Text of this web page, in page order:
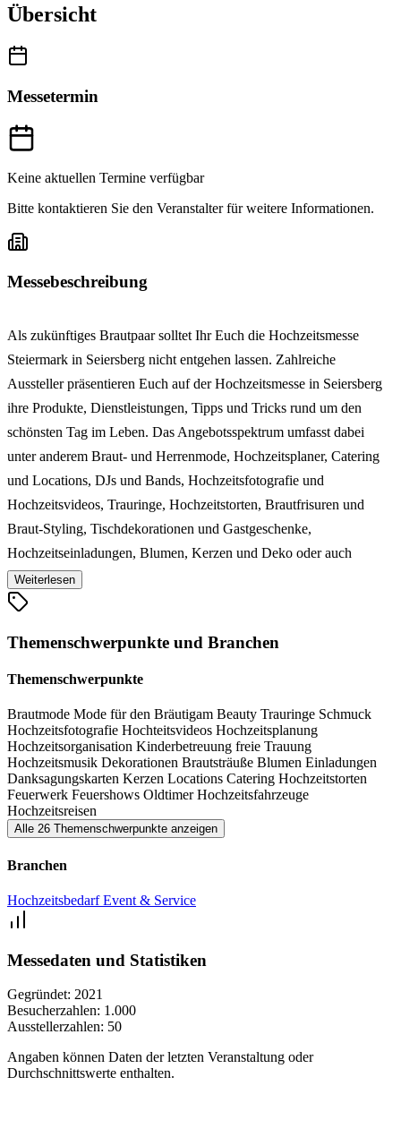
Übersicht
Messetermin
Keine aktuellen Termine verfügbar
Bitte kontaktieren Sie den Veranstalter für weitere Informationen.
Messebeschreibung
Als zukünftiges Brautpaar solltet Ihr Euch die Hochzeitsmesse
Steiermark in Seiersberg nicht entgehen lassen. Zahlreiche
Aussteller präsentieren Euch auf der Hochzeitsmesse in Seiersberg
ihre Produkte, Dienstleistungen, Tipps und Tricks rund um den
schönsten Tag im Leben. Das Angebotsspektrum umfasst dabei
unter anderem Braut- und Herrenmode, Hochzeitsplaner, Catering
und Locations, DJs und Bands, Hochzeitsfotografie und
Hochzeitsvideos, Trauringe, Hochzeitstorten, Brautfrisuren und
Braut-Styling, Tischdekorationen und Gastgeschenke,
Hochzeitseinladungen, Blumen, Kerzen und Deko oder auch
Hochzeitslimousinen, und vieles mehr. Ein abwechslungsreiches
Rahmenprogramm mit einer Feuershow, Zaubershow und
Steiermark in Seiersberg darüber hinaus zu einem unterhaltsamen
Erlebnis.
Weiterlesen
Themenschwerpunkte und Branchen
Themenschwerpunkte
Brautmode Mode für den Bräutigam Beauty Trauringe Schmuck
Hochzeitsfotografie Hochteitsvideos Hochzeitsplanung
Hochzeitsorganisation Kinderbetreuung freie Trauung
Hochzeitsmusik Dekorationen Brautsträuße Blumen Einladungen
Danksagungskarten Kerzen Locations Catering Hochzeitstorten
Feuerwerk Feuershows OldtimerHochzeitsfahrzeuge
Hochzeitsreisen
Alle 26 Themenschwerpunkte anzeigen
Branchen
HochzeitsbedarfEvent & Service
Messedaten und Statistiken
Gegründet: 2021
Besucherzahlen: 1.000
Ausstellerzahlen: 50
Angaben können Daten der letzten Veranstaltung oder
Durchschnittswerte enthalten.